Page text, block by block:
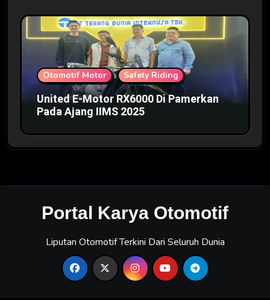
Otomotif Motor Safety Riding
United E-Motor RX6000 Di Pamerkan
Pada Ajang IIMS 2025
Portal Karya Otomotif
Liputan Otomotif Terkini Dari Seluruh Dunia